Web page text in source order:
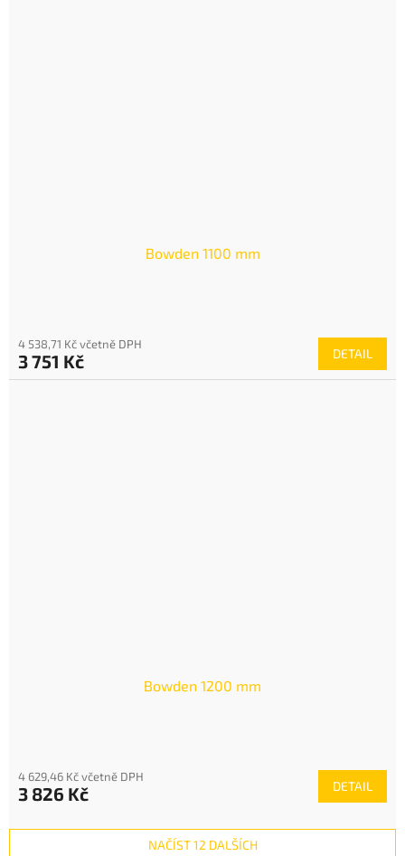
Bowden 1100 mm
4 538,71 Kč včetně DPH
3 751 Kč DETAIL
Bowden 1200 mm
4 629,46 Kč včetně DPH
3 826 Kč DETAIL
NAČÍST 12 DALŠÍCH